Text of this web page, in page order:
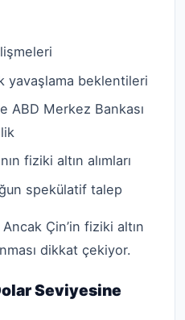
yavaşlama beklentileri
ABD Merkez Bankası
fiziki altın alımları
spekülatif talep
Çin’in fiziki altın
dikkat çekiyor.
Seviyesine